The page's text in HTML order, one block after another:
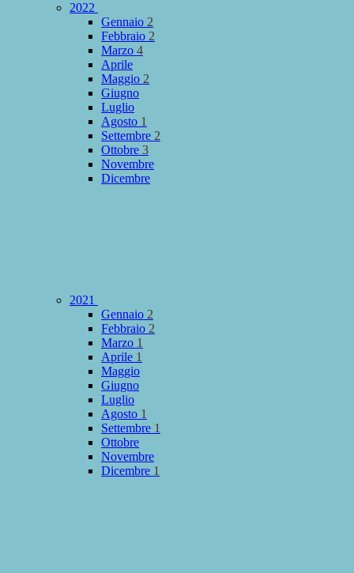
2022
Gennaio 2
Febbraio 2
Marzo 4
Aprile
Maggio 2
Giugno
Luglio
Agosto 1
Settembre 2
Ottobre 3
Novembre
Dicembre
2021
Gennaio 2
Febbraio 2
Marzo 1
Aprile 1
Maggio
Giugno
Luglio
Agosto 1
Settembre 1
Ottobre
Novembre
Dicembre 1